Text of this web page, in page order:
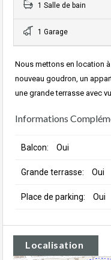
1 Salle de bain
1 Garage
Nous mettons en location
nouveau goudron, un
une grande terrasse avec
Informations
Balcon: Oui
Grande terrasse: Oui
Place de parking: Oui
Localisation